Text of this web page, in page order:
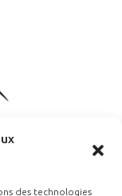
des technologies